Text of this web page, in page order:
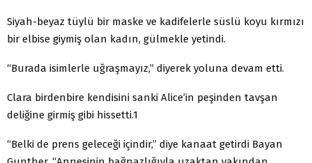
Siyah-beyaz tüylü bir maske ve kadifelerle süslü koyu kırmızı
bir elbise giymiş olan kadın, gülmekle yetindi.
“Burada isimlerle uğraşmayız,” diyerek yoluna devam etti.
Clara birdenbire kendisini sanki Alice’in peşinden tavşan
deliğine girmiş gibi hissetti.1
“Belki de prens geleceği içindir,” diye kanaat getirdi Bayan